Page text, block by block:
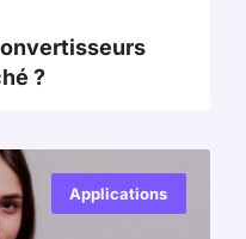
?
Applications